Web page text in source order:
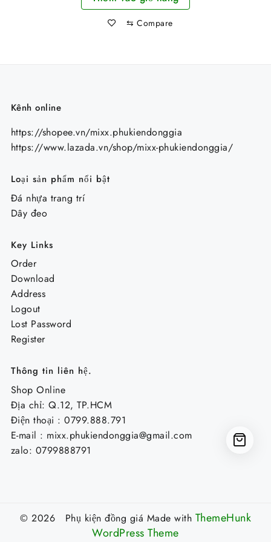
48.000 ₫.là:
⇆ Compare
Kênh online
https://shopee.vn/mixx.phukiendonggia
https://www.lazada.vn/shop/mixx-phukiendonggia/
Loại sản phẩm nổi bật
Đá nhựa trang trí
Dây đeo
Key Links
Order
Download
Address
Logout
Lost Password
Register
Thông tin liên hệ.
Shop Online
Địa chỉ: Q.12, TP.HCM
Điện thoại : 0799.888.791
E-mail : mixx.phukiendonggia@gmail.com
zalo: 0799888791
© 2026 Phụ kiện đồng giá Made with ThemeHunk
WordPress Theme